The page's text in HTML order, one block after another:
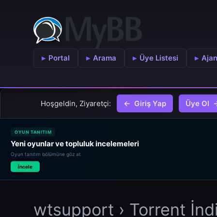
Portal Arama Üye Listesi
Hoşgeldin, Ziyaretçi: Giriş Yap Üye Ol
OYUN TANITIM
Yeni oyunlar ve topluluk incelemeleri
Oyun tanıtım bölümüne göz at
İncele
wtsupport › Torrent